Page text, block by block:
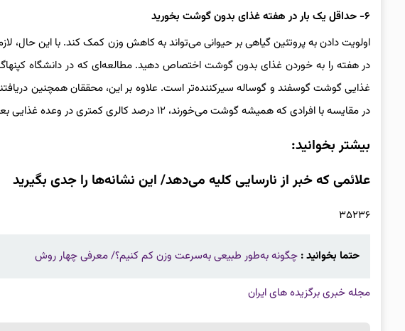
۶- حداقل یک بار در هفته غذای بدون گوشت بخورید
اولویت دادن به پروتئین گیاهی بر حیوانی می‌تواند به کاهش وزن کمک کند. با این
در هفته را به خوردن غذای بدون گوشت اختصاص دهید. مطالعه‌ای که در دانشگاه
غذایی گوشت گوسفند و گوساله سیرکننده‌تر است. علاوه بر این، محققان همچنین
در مقایسه با افرادی که همیشه گوشت می‌خورند، ۱۲ درصد کالری کمتری در وعده غذایی بعدی خود مصرف می‌کنند.
بیشتر بخوانید:
علائمی که خبر از نارسایی کلیه می‌دهد/ این نشانه‌ها را جدی بگیرید
۳۵۲۳۶
حتما بخوانید : چگونه به‌طور طبیعی به‌سرعت وزن کم کنیم؟/ معرفی چهار روش
مجله خبری برگزیده های ایران